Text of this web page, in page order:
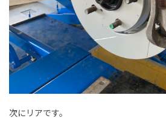
次にリアです。